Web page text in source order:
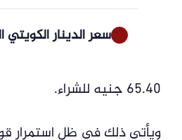
سعر الدينار الكويتي
65.40 جنيه للشراء.
ويأتي ذلك في ظل استمرار